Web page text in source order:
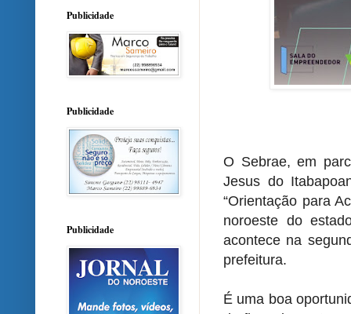
O Sebrae, em
Jesus do
“Orientação para
noroeste do
acontece na
prefeitura.
É uma boa
Publicidade
Publicidade
Publicidade